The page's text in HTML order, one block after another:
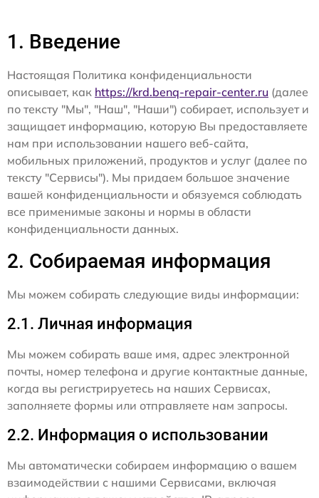
1. Введение
Настоящая Политика конфиденциальности
описывает, как https://krd.benq-repair-center.ru (далее
по тексту "Мы", "Наш", "Наши") собирает, использует и
защищает информацию, которую Вы предоставляете
нам при использовании нашего веб-сайта,
мобильных приложений, продуктов и услуг (далее по
тексту "Сервисы"). Мы придаем большое значение
вашей конфиденциальности и обязуемся соблюдать
все применимые законы и нормы в области
конфиденциальности данных.
2. Собираемая информация
Мы можем собирать следующие виды информации:
2.1. Личная информация
Мы можем собирать ваше имя, адрес электронной
почты, номер телефона и другие контактные данные,
когда вы регистрируетесь на наших Сервисах,
заполняете формы или отправляете нам запросы.
2.2. Информация о использовании
Мы автоматически собираем информацию о вашем
взаимодействии с нашими Сервисами, включая